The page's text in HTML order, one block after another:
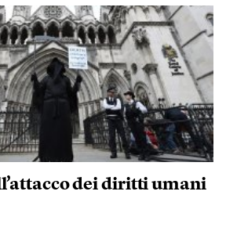
dei diritti umani